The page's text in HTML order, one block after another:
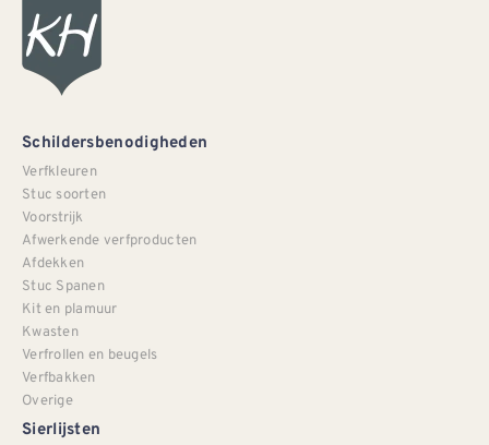
Schildersbenodigheden
Verfkleuren
Stuc soorten
Voorstrijk
Afwerkende verfproducten
Afdekken
Stuc Spanen
Kit en plamuur
Kwasten
Verfrollen en beugels
Verfbakken
Overige
Sierlijsten